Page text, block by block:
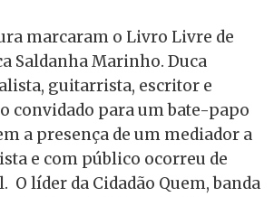
marcaram o Livro Livre de
Saldanha Marinho. Duca
guitarrista, escritor e
convidado para um bate-papo
a presença de um mediador a
e com público ocorreu de
O líder da Cidadão Quem, banda